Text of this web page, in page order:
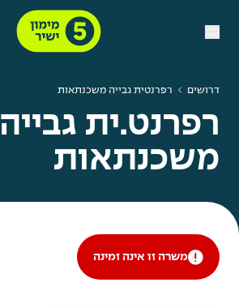
דרושים רפרנטית גבייה משכנתאות
רפרנט.ית גבייה
משכנתאות
משרה זו אינה זמינה